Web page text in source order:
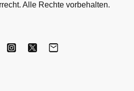
Alle Rechte vorbehalten.